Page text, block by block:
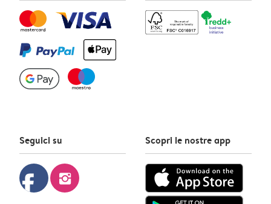
Seguici su
facebook instagram
Scopri le nostre app